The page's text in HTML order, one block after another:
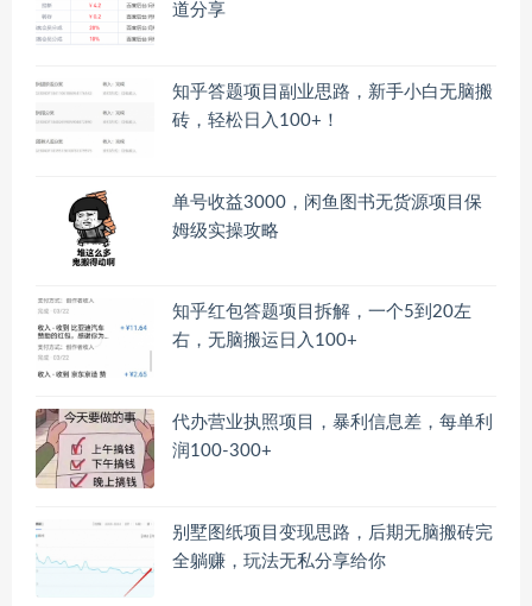
道分享
知乎答题项目副业思路，新手小白无脑搬
砖，轻松日入100+！
单号收益3000，闲鱼图书无货源项目保
姆级实操攻略
知乎红包答题项目拆解，一个5到20左
右，无脑搬运日入100+
代办营业执照项目，暴利信息差，每单利
润100-300+
别墅图纸项目变现思路，后期无脑搬砖完
全躺赚，玩法无私分享给你